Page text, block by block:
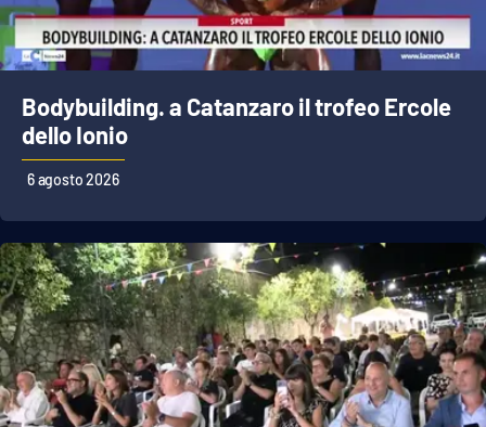
LaC TV
LaC Network
LaC OnAir
Catanzaro
Crotone
Vibo Valentia
Bodybuilding. a Catanzaro il trofeo Ercole
dello Ionio
6 agosto 2026